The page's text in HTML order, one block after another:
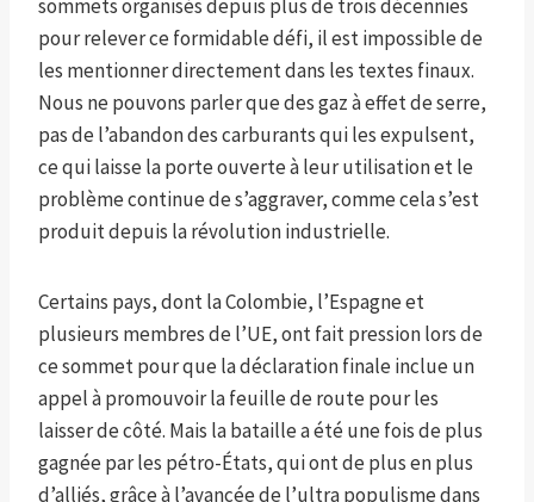
sommets organisés depuis plus de trois décennies
pour relever ce formidable défi, il est impossible de
les mentionner directement dans les textes finaux.
Nous ne pouvons parler que des gaz à effet de serre,
pas de l’abandon des carburants qui les expulsent,
ce qui laisse la porte ouverte à leur utilisation et le
problème continue de s’aggraver, comme cela s’est
produit depuis la révolution industrielle.
Certains pays, dont la Colombie, l’Espagne et
plusieurs membres de l’UE, ont fait pression lors de
ce sommet pour que la déclaration finale inclue un
appel à promouvoir la feuille de route pour les
laisser de côté. Mais la bataille a été une fois de plus
gagnée par les pétro-États, qui ont de plus en plus
d’alliés, grâce à l’avancée de l’ultra populisme dans